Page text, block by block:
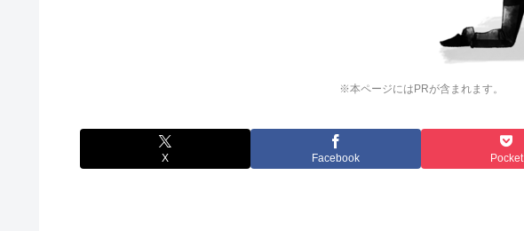
※本ページにはPRが含まれます。
X Facebook Pocket